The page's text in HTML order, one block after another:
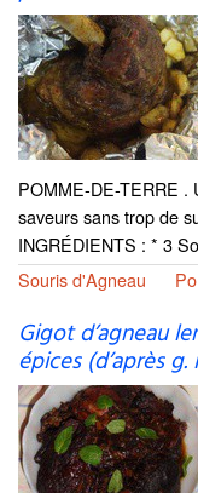
POMME-DE-TERRE .
saveurs sans trop de
INGRÉDIENTS : * 3
Souris d'Agneau
Gigot d’agneau
épices (d’après g.